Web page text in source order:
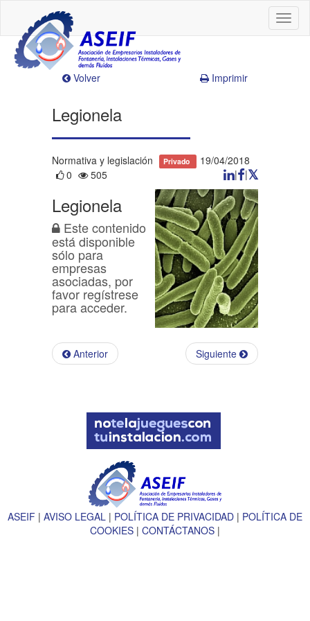
Volver Imprimir
Legionela
Normativa y legislación Privado
19/04/2018
0
505 | |
Legionela
Este contenido
está disponible
sólo para
empresas
asociadas, por
favor regístrese
para acceder.
Anterior Siguiente
ASEIF | AVISO LEGAL | POLÍTICA DE PRIVACIDAD | POLÍTICA DE
COOKIES | CONTÁCTANOS |